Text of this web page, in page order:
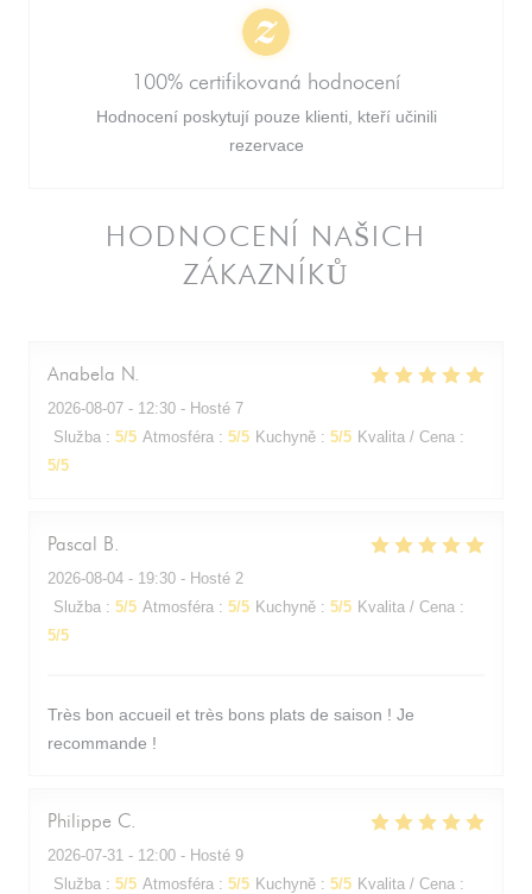
HODNOCENÍ NAŠICH
ZÁKAZNÍKŮ
Anabela N
2026-08-07 - 12:30 - Hosté 7
Služba : 5/5 Atmosféra : 5/5 Kuchyně : 5/5 Kvalita / Cena :
5/5
Pascal B
2026-08-04 - 19:30 - Hosté 2
Služba : 5/5 Atmosféra : 5/5 Kuchyně : 5/5 Kvalita / Cena :
5/5
Très bon accueil et très bons plats de saison ! Je
recommande !
Philippe C
2026-07-31 - 12:00 - Hosté 9
Služba : 5/5 Atmosféra : 5/5 Kuchyně : 5/5 Kvalita / Cena :
100% certifikovaná hodnocení
Hodnocení poskytují pouze klienti, kteří učinili
rezervace